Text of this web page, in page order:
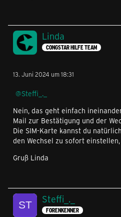
Linda
CONGSTAR HILFE TEAM
13. Juni 2024 um 18:31
Steffi_._
Nein, das geht einfach
Mail zur Bestätigung und der
Die SIM-Karte kannst du
den Wechsel zu sofort
Gruß Linda
Steffi_._
FORENKENNER